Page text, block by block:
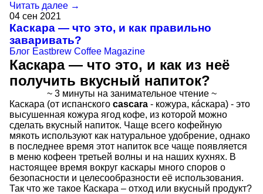
Читать далее →
04 сен 2021
Каскара — что это, и как правильно
заваривать?
Блог Eastbrew Coffee Magazine
Каскара — что это, и как из неё
получить вкусный напиток?
~ 3 минуты на занимательное чтение ~
Каскара (от испанского cascara - кожура, кáскара) - это
высушенная кожура ягод кофе, из которой можно
сделать вкусный напиток. Чаще всего кофейную
мякоть используют как натуральное удобрение, однако
в последнее время этот напиток все чаще появляется
в меню кофеен третьей волны и на наших кухнях. В
настоящее время вокруг каскары много споров о
безопасности и целесообразности её использования.
Так что же такое Каскара – отход или вкусный продукт?